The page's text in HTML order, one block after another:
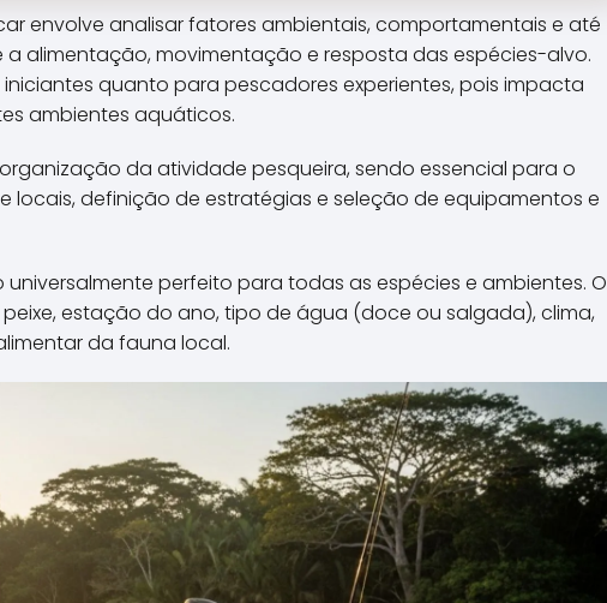
envolve analisar fatores ambientais, comportamentais e até
alimentação, movimentação e resposta das espécies-alvo.
quanto para pescadores experientes, pois impacta
ambientes aquáticos.
da atividade pesqueira, sendo essencial para o
definição de estratégias e seleção de equipamentos e
perfeito para todas as espécies e ambientes. O
estação do ano, tipo de água (doce ou salgada), clima,
da fauna local.